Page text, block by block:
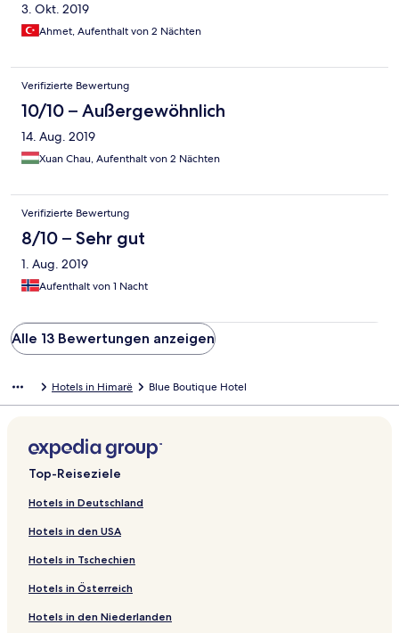
3. Okt. 2019
Ahmet, Aufenthalt von 2 Nächten
Verifizierte Bewertung
10/10 – Außergewöhnlich
14. Aug. 2019
Xuan Chau, Aufenthalt von 2 Nächten
Verifizierte Bewertung
8/10 – Sehr gut
1. Aug. 2019
Aufenthalt von 1 Nacht
Alle 13 Bewertungen anzeigen
Hotels in Himarë Blue Boutique Hotel
Top-Reiseziele
Hotels in Deutschland
Hotels in den USA
Hotels in Tschechien
Hotels in Österreich
Hotels in den Niederlanden